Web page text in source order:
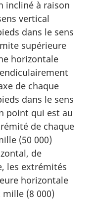
incliné à raison
vertical
dans le sens
supérieure
horizontale
de chaque
dans le sens
point qui est au
de chaque
(50 000)
de
les extrémités
horizontale
(8 000)